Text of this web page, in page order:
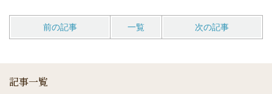
前の記事 一覧 次の記事
記事一覧